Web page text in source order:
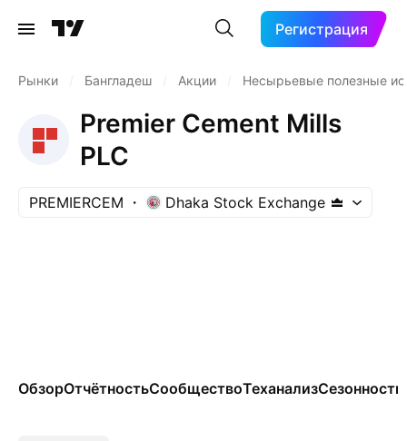
Регистрация
Рынки Бангладеш Акции Несырьевые полезные
Premier Cement Mills
PLC
PREMIERCEM Dhaka Stock Exchange
ОбзорОтчётностьСообществоТеханализСезонность